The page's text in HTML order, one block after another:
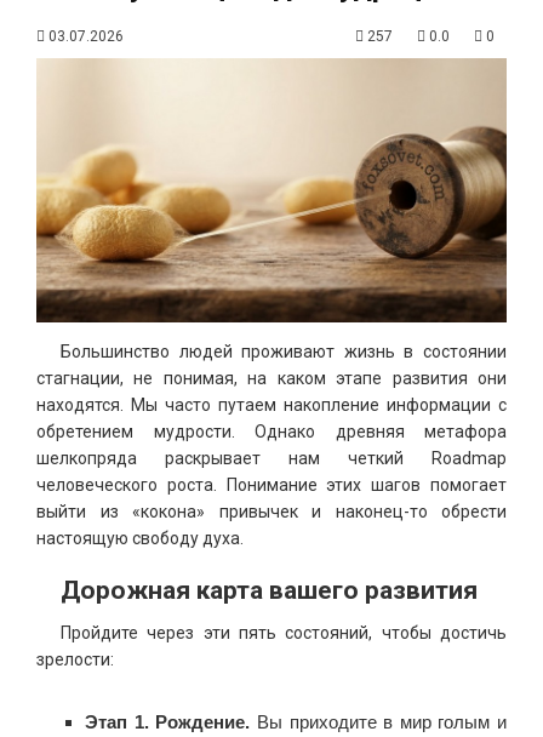
03.07.2026 257 0.0 0
Большинство людей проживают жизнь в состоянии
стагнации, не понимая, на каком этапе развития они
находятся. Мы часто путаем накопление информации с
обретением мудрости. Однако древняя метафора
шелкопряда раскрывает нам четкий Roadmap
человеческого роста. Понимание этих шагов помогает
выйти из «кокона» привычек и наконец-то обрести
настоящую свободу духа.
Дорожная карта вашего развития
Пройдите через эти пять состояний, чтобы достичь
зрелости:
Этап 1. Рождение. Вы приходите в мир голым и